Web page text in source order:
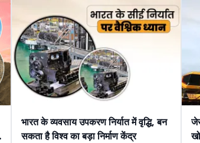
भारत के व्यवसाय उपकरण निर्यात में वृद्धि, बन
सकता है विश्व का बड़ा निर्माण केंद्र